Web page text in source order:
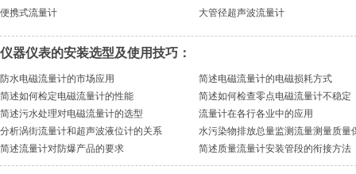
便携式流量计
大管径超声波流量计
仪器仪表的安装选型及使用技巧：
防水电磁流量计的市场应用
简述电磁流量计的电磁损耗方式
简述如何检定电磁流量计的性能
简述如何检查零点电磁流量计不稳定
简述污水处理对电磁流量计的选型
流量计在各行各业中的应用
分析涡街流量计和超声波液位计的关系
水污染物排放总量监测流量测量质量
简述流量计对防爆产品的要求
简述质量流量计安装管段的衔接方法